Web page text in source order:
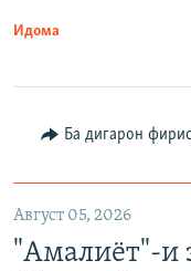
Идома
Ба дигарон
Август 05, 2026
"Амалиёт"-и